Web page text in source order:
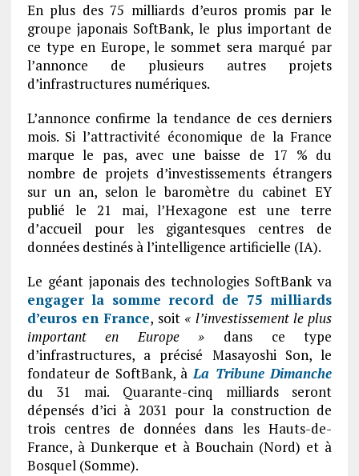
En plus des 75 milliards d’euros promis par le
groupe japonais SoftBank, le plus important de
ce type en Europe, le sommet sera marqué par
l’annonce de plusieurs autres projets
d’infrastructures numériques.
L’annonce confirme la tendance de ces derniers
mois. Si l’attractivité économique de la France
marque le pas, avec une baisse de 17 % du
nombre de projets d’investissements étrangers
sur un an, selon le baromètre du cabinet EY
publié le 21 mai, l’Hexagone est une terre
d’accueil pour les gigantesques centres de
données destinés à l’intelligence artificielle (IA).
Le géant japonais des technologies SoftBank va
engager la somme record de 75 milliards
d’euros en France, soit « l’investissement le plus
important en Europe » dans ce type
d’infrastructures, a précisé Masayoshi Son, le
fondateur de SoftBank, àLa Tribune Dimanche
du 31 mai. Quarante-cinq milliards seront
dépensés d’ici à 2031 pour la construction de
trois centres de données dans les Hauts-de-
France, à Dunkerque et à Bouchain (Nord) et à
Bosquel (Somme).